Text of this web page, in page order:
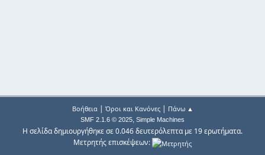
Βοήθεια| Όροι και Κανόνες| Πάνω ▲
SMF 2.1.6 © 2025, Simple Machines
Η σελίδα δημιουργήθηκε σε 0.046 δευτερόλεπτα με 19 ερωτήματα.
Μετρητής επισκέψεων: